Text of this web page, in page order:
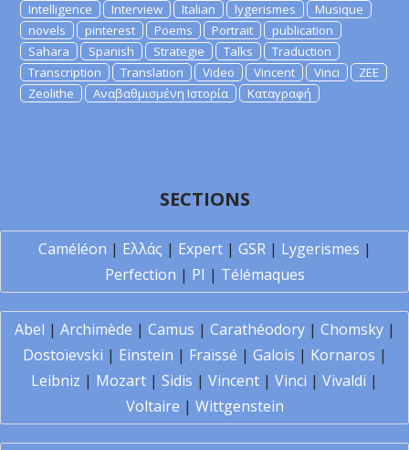
Intelligence
Interview Italian lygerismes
Musique
novels
pinterest Poems Portrait
publication
Sahara
Spanish Strategie Talks
Traduction
Transcription
Translation Video Vincent Vinci
ZEE
Zeolithe
Αναβαθμισμένη Ιστορία Καταγραφή
SECTIONS
Caméléon | Ελλάς | Expert| GSR| Lygerismes |
Perfection | PI | Télémaques
Abel | Archimède | Camus | Carathéodory| Chomsky|
Dostoïevski | Einstein | Fraïssé | Galois | Kornaros |
Leibniz | Mozart | Sidis | Vincent | Vinci | Vivaldi |
Voltaire | Wittgenstein